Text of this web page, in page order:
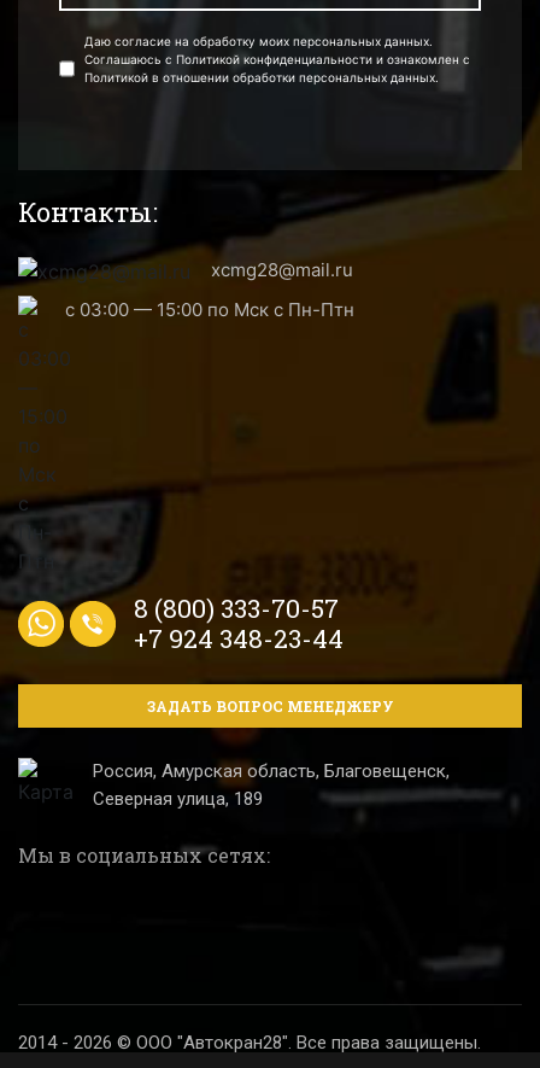
Даю согласие на обработку моих персональных данных.
Соглашаюсь с Политикой конфиденциальности и ознакомлен с
Политикой в отношении обработки персональных данных.
Контакты:
xcmg28@mail.ru
с 03:00 — 15:00 по Мск с Пн-Птн
8 (800) 333-70-57
+7 924 348-23-44
ЗАДАТЬ ВОПРОС МЕНЕДЖЕРУ
Россия, Амурская область, Благовещенск,
Северная улица, 189
Мы в социальных сетях:
2014 - 2026 © ООО "Автокран28". Все права защищены.